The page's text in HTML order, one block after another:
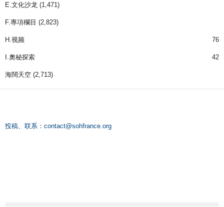
E.文化沙龙 (1,471)
F.專項欄目 (2,823)
H.视频 76
I.奧秘探索 42
海闊天空 (2,713)
投稿、联系： contact@sohfrance.org